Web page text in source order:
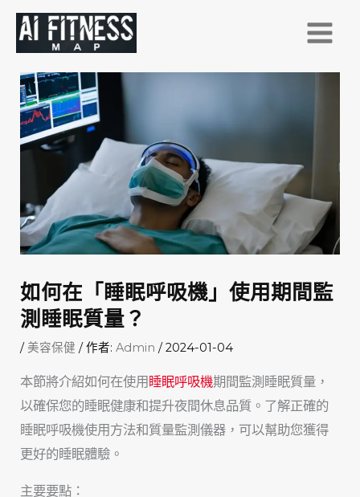
如何在「睡眠呼吸機」使用期間監
測睡眠質量？
/ 美容保健 / 作者:Admin/2024-01-04
本節將介紹如何在使用 睡眠呼吸機期間監測睡眠質量，
以確保您的睡眠健康和提升夜間休息品質。了解正確的
睡眠呼吸機使用方法和質量監測儀器，可以幫助您獲得
更好的睡眠體驗。
主要要點：